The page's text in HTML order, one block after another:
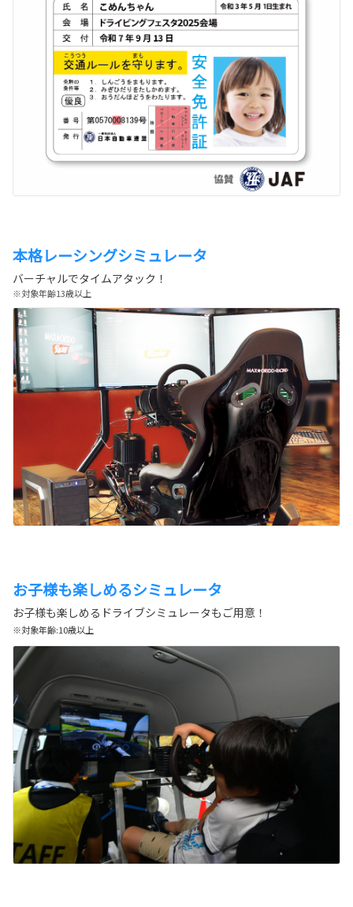
本格レーシングシミュレータ
バーチャルでタイムアタック！
※対象年齢13歳以上
お子様も楽しめるシミュレータ
お子様も楽しめるドライブシミュレータもご用意！
※対象年齢:10歳以上